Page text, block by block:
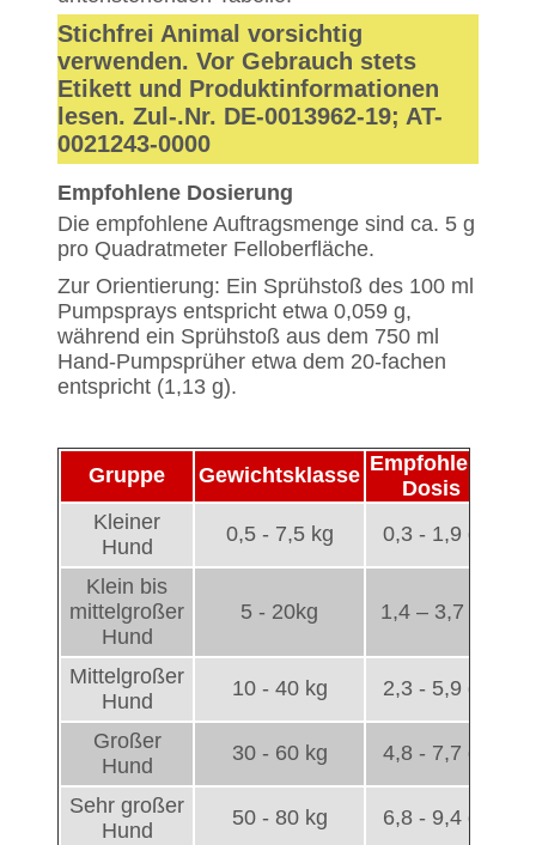
Stichfrei Animal vorsichtig
verwenden. Vor Gebrauch stets
Etikett und Produktinformationen
lesen. Zul-.Nr. DE-0013962-19; AT-
0021243-0000
Empfohlene Dosierung
Die empfohlene Auftragsmenge sind ca. 5 g
pro Quadratmeter Felloberfläche.
Zur Orientierung: Ein Sprühstoß des 100 ml
Pumpsprays entspricht etwa 0,059 g,
während ein Sprühstoß aus dem 750 ml
Hand-Pumpsprüher etwa dem 20-fachen
entspricht (1,13 g).
Gruppe Gewichtsklasse Empfohlene
Dosis
Kleiner
Hund
0,5 - 7,5 kg 0,3 - 1,9 g
Klein bis
mittelgroßer
Hund
5 - 20kg 1,4 – 3,7 g
Mittelgroßer
Hund
10 - 40 kg 2,3 - 5,9 g
Großer
Hund
30 - 60 kg 4,8 - 7,7 g
Sehr großer
Hund
50 - 80 kg 6,8 - 9,4 g